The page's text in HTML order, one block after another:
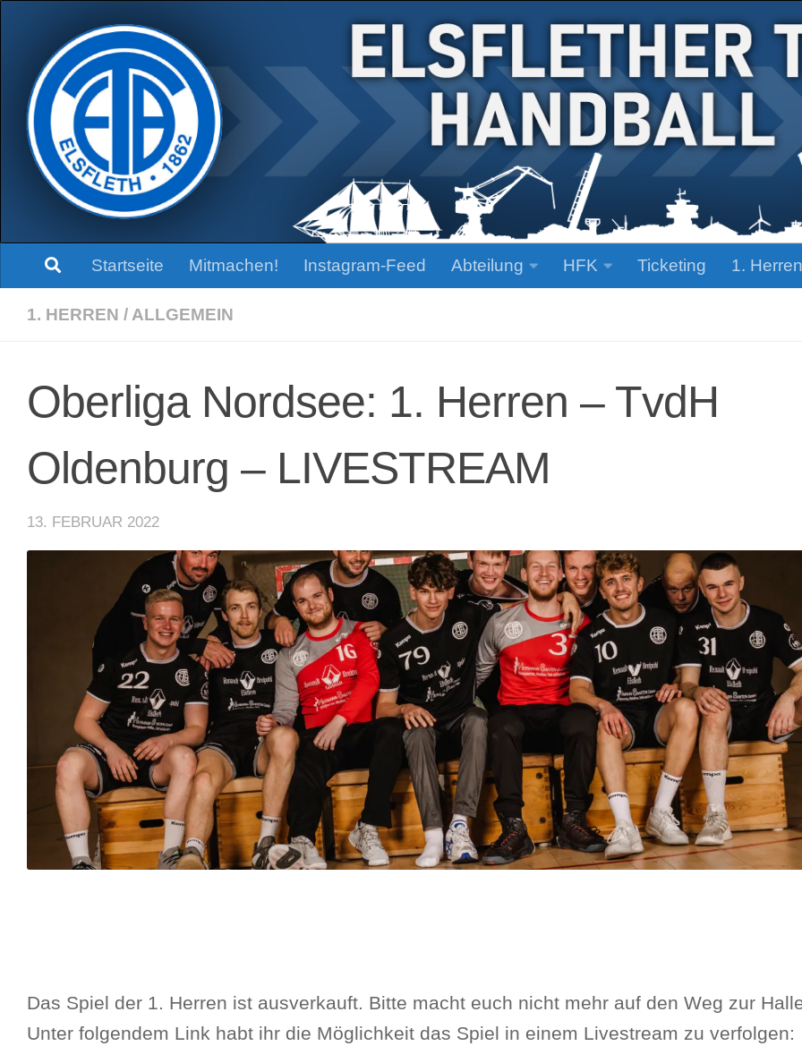
Zum Inhalt springen
Startseite Mitmachen! Instagram-Feed Abteilung HFK Ticketing 1. Herren
1. HERREN / ALLGEMEIN
Oberliga Nordsee: 1. Herren – TvdH
Oldenburg – LIVESTREAM
13. FEBRUAR 2022
Das Spiel der 1. Herren ist ausverkauft. Bitte macht euch nicht mehr auf den Weg zur
Unter folgendem Link habt ihr die Möglichkeit das Spiel in einem Livestream zu verfolgen: